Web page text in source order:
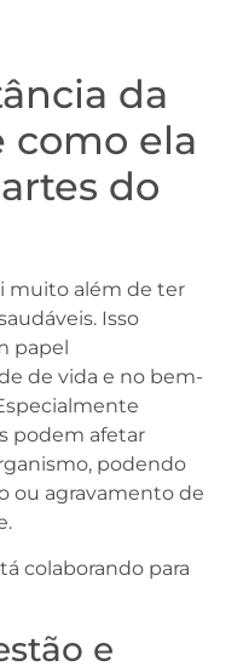
da
como ela
do
muito além de ter
Isso
papel
de vida e no bem-
podem afetar
podendo
ou agravamento de
colaborando para
e